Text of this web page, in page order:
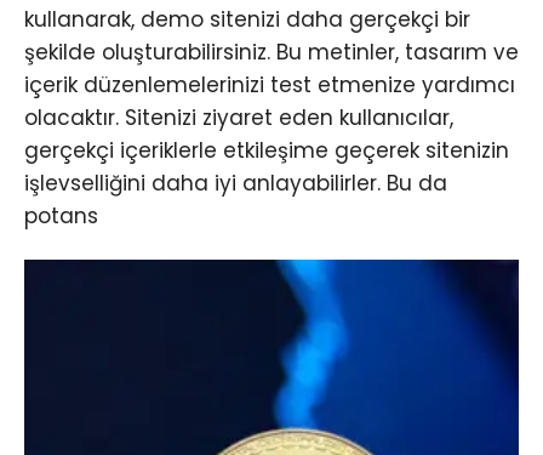
kullanarak, demo sitenizi daha gerçekçi bir
şekilde oluşturabilirsiniz. Bu metinler, tasarım ve
içerik düzenlemelerinizi test etmenize yardımcı
olacaktır. Sitenizi ziyaret eden kullanıcılar,
gerçekçi içeriklerle etkileşime geçerek sitenizin
işlevselliğini daha iyi anlayabilirler. Bu da
potans